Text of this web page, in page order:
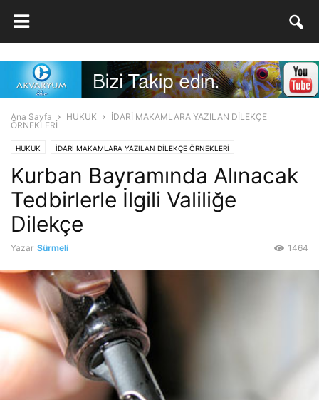
Ana Sayfa HUKUK
İDARİ MAKAMLARA YAZILAN DİLEKÇE
ÖRNEKLERİ
HUKUK İDARİ MAKAMLARA YAZILAN DİLEKÇE ÖRNEKLERİ
Kurban Bayramında Alınacak
Tedbirlerle İlgili Valiliğe
Dilekçe
Yazar Sürmeli 1464